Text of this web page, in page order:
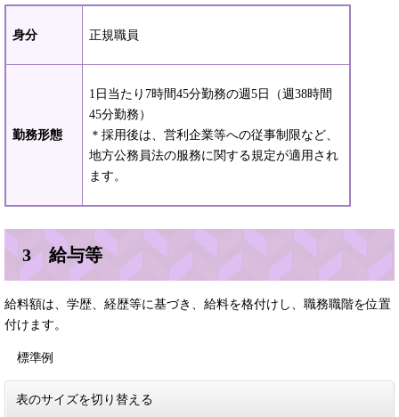
身分 正規職員
勤務形態
1日当たり7時間45分勤務の週5日（週38時間
45分勤務）
＊採用後は、営利企業等への従事制限など、
地方公務員法の服務に関する規定が適用され
ます。
3 給与等
給料額は、学歴、経歴等に基づき、給料を格付けし、職務職階を位置
付けます。
標準例
表のサイズを切り替える